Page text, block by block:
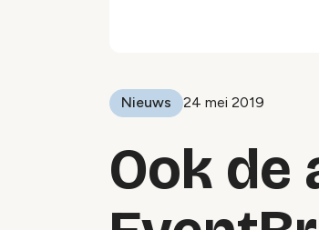
Nieuws 24 mei 2019
Ook de